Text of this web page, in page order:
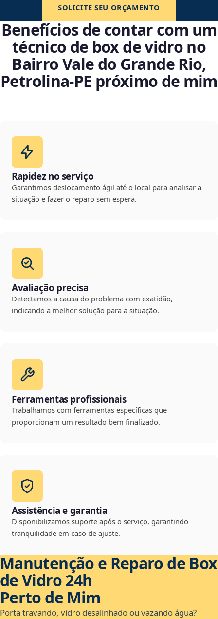
SOLICITE SEU ORÇAMENTO
Benefícios de contar com um
técnico de box de vidro no
Bairro Vale do Grande Rio,
Petrolina‑PE próximo de mim
Rapidez no serviço
Garantimos deslocamento ágil até o local para analisar a
situação e fazer o reparo sem espera.
Avaliação precisa
Detectamos a causa do problema com exatidão,
indicando a melhor solução para a situação.
Ferramentas profissionais
Trabalhamos com ferramentas específicas que
proporcionam um resultado bem finalizado.
Assistência e garantia
Disponibilizamos suporte após o serviço, garantindo
tranquilidade em caso de ajuste.
Manutenção e Reparo de Box
de Vidro 24h
Perto de Mim
Porta travando, vidro desalinhado ou vazando água?